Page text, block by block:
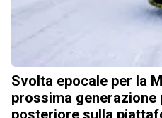
Svolta epocale per la
prossima generazione
posteriore sulla